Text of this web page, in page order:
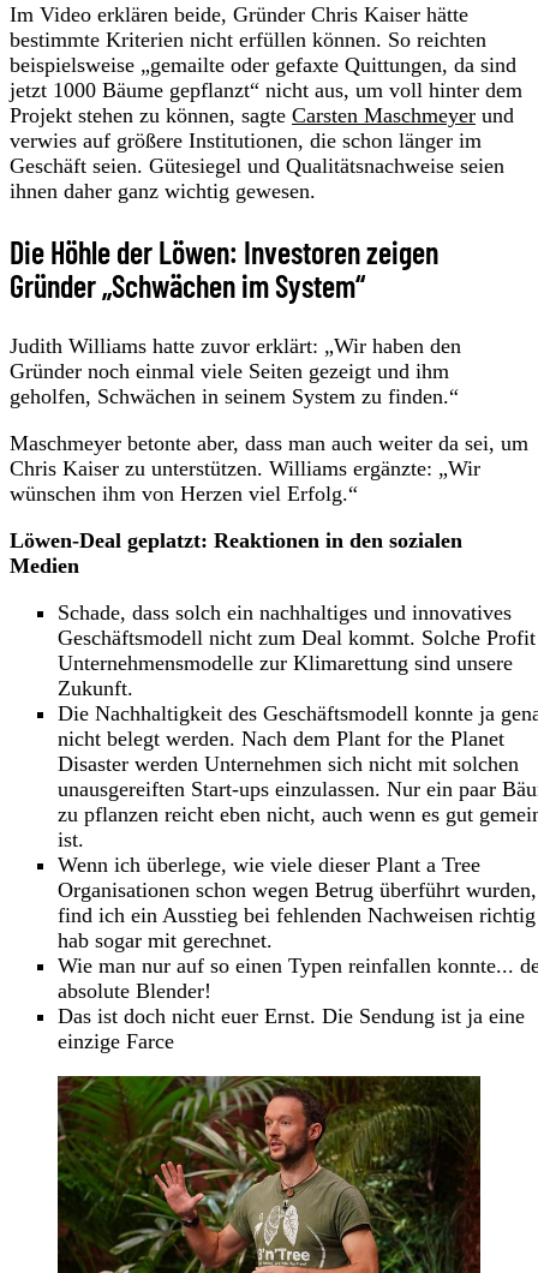
Im Video erklären beide, Gründer Chris Kaiser hätte
bestimmte Kriterien nicht erfüllen können. So reichten
beispielsweise „gemailte oder gefaxte Quittungen, da sind
jetzt 1000 Bäume gepflanzt“ nicht aus, um voll hinter dem
Projekt stehen zu können, sagte Carsten Maschmeyer und
verwies auf größere Institutionen, die schon länger im
Geschäft seien. Gütesiegel und Qualitätsnachweise seien
ihnen daher ganz wichtig gewesen.
Die Höhle der Löwen: Investoren zeigen
Gründer „Schwächen im System“
Judith Williams hatte zuvor erklärt: „Wir haben den
Gründer noch einmal viele Seiten gezeigt und ihm
geholfen, Schwächen in seinem System zu finden.“
Maschmeyer betonte aber, dass man auch weiter da sei, um
Chris Kaiser zu unterstützen. Williams ergänzte: „Wir
wünschen ihm von Herzen viel Erfolg.“
Löwen-Deal geplatzt: Reaktionen in den sozialen
Medien
Schade, dass solch ein nachhaltiges und innovatives
Geschäftsmodell nicht zum Deal kommt. Solche Profit
Unternehmensmodelle zur Klimarettung sind unsere
Zukunft.
Die Nachhaltigkeit des Geschäftsmodell konnte ja
nicht belegt werden. Nach dem Plant for the Planet
Disaster werden Unternehmen sich nicht mit solchen
unausgereiften Start-ups einzulassen. Nur ein paar
zu pflanzen reicht eben nicht, auch wenn es gut
ist.
Wenn ich überlege, wie viele dieser Plant a Tree
Organisationen schon wegen Betrug überführt wurden,
find ich ein Ausstieg bei fehlenden Nachweisen
hab sogar mit gerechnet.
Wie man nur auf so einen Typen reinfallen konnte...
absolute Blender!
Das ist doch nicht euer Ernst. Die Sendung ist ja eine
einzige Farce